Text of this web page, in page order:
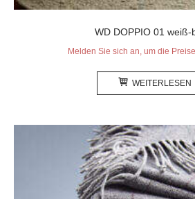
WD DOPPIO 01 weiß-
Melden Sie sich an, um die
WEITERLESEN